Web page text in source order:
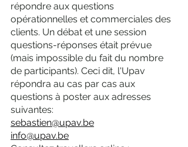
répondre aux questions
opérationnelles et commerciales des
clients. Un débat et une session
questions-réponses était prévue
(mais impossible du fait du nombre
de participants). Ceci dit, l'Upav
répondra au cas par cas aux
questions à poster aux adresses
suivantes:
sebastien@upav.be
info@upav.be